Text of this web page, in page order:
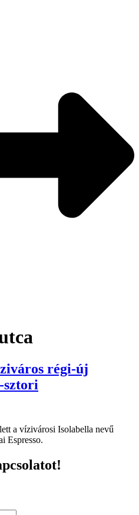
régi-új
sztori
a vízivárosi Isolabella nevű
Espresso.